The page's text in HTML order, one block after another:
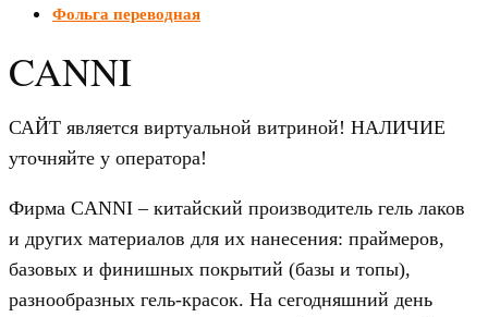
Фольга переводная
CANNI
САЙТ является виртуальной витриной! НАЛИЧИЕ
уточняйте у оператора!
Фирма CANNI – китайский производитель гель лаков
и других материалов для их нанесения: праймеров,
базовых и финишных покрытий (базы и топы),
разнообразных гель-красок. На сегодняшний день